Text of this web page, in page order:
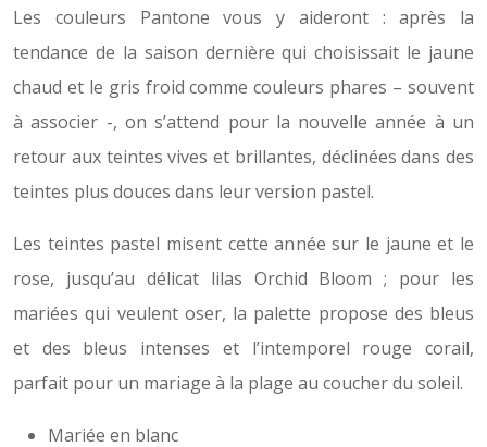
Les couleurs Pantone vous y aideront : après la
tendance de la saison dernière qui choisissait le jaune
chaud et le gris froid comme couleurs phares – souvent
à associer -, on s’attend pour la nouvelle année à un
retour aux teintes vives et brillantes, déclinées dans des
teintes plus douces dans leur version pastel.
Les teintes pastel misent cette année sur le jaune et le
rose, jusqu’au délicat lilas Orchid Bloom ; pour les
mariées qui veulent oser, la palette propose des bleus
et des bleus intenses et l’intemporel rouge corail,
parfait pour un mariage à la plage au coucher du soleil.
Mariée en blanc